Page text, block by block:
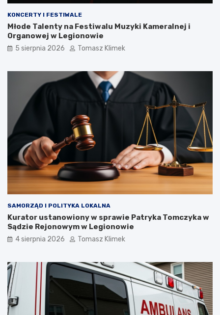
KONCERTY I FESTIWALE
Młode Talenty na Festiwalu Muzyki Kameralnej i
Organowej w Legionowie
5 sierpnia 2026 Tomasz Klimek
SAMORZĄD I POLITYKA LOKALNA
Kurator ustanowiony w sprawie Patryka Tomczyka w
Sądzie Rejonowym w Legionowie
4 sierpnia 2026 Tomasz Klimek